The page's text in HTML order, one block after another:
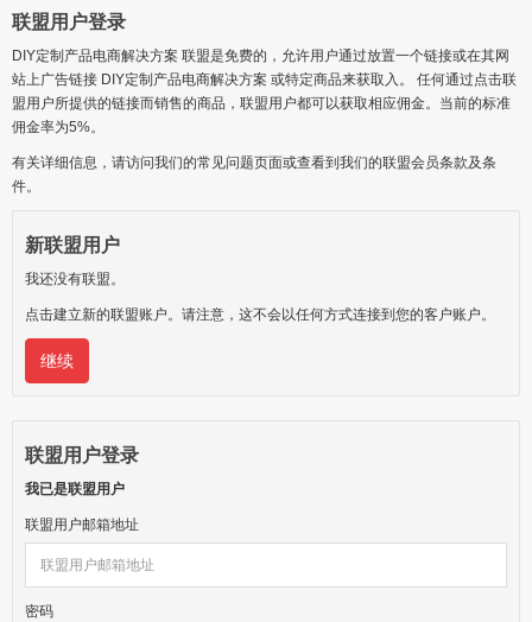
联盟用户登录
DIY定制产品电商解决方案 联盟是免费的，允许用户通过放置一个链接或在其网
站上广告链接 DIY定制产品电商解决方案 或特定商品来获取入。 任何通过点击联
盟用户所提供的链接而销售的商品，联盟用户都可以获取相应佣金。当前的标准
佣金率为5%。
有关详细信息，请访问我们的常见问题页面或查看到我们的联盟会员条款及条
件。
新联盟用户
我还没有联盟。
点击建立新的联盟账户。请注意，这不会以任何方式连接到您的客户账户。
继续
联盟用户登录
我已是联盟用户
联盟用户邮箱地址
密码